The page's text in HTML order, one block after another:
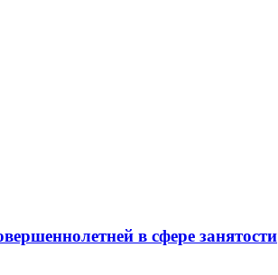
в сфере занятости